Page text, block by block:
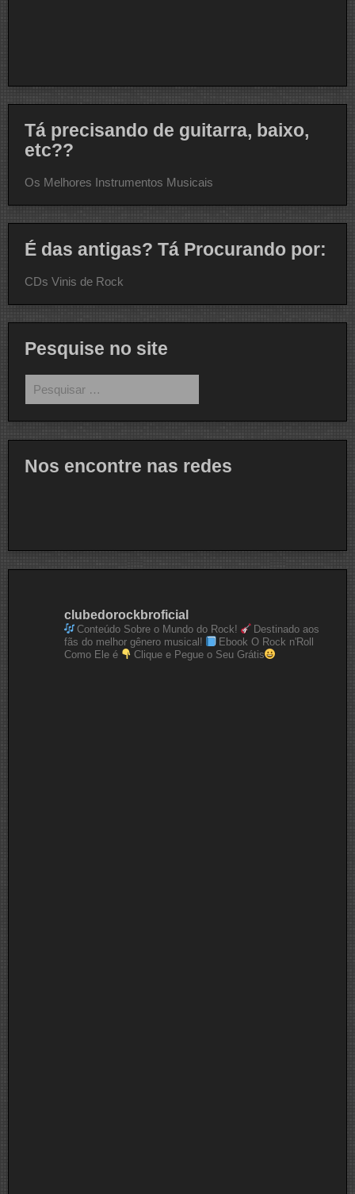
Tá precisando de guitarra, baixo,
etc??
Os Melhores Instrumentos Musicais
É das antigas? Tá Procurando por:
CDs Vinis de Rock
Pesquise no site
por:
Nos encontre nas redes
clubedorockbroficial
Conteúdo Sobre o Mundo do Rock!
Destinado aos
fãs do melhor gênero musical!
Ebook O Rock n'Roll
Como Ele é
Clique e Pegue o Seu Grátis